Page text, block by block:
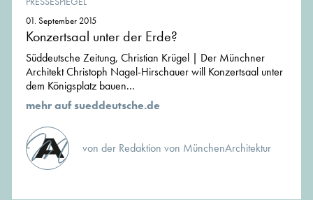
01. September 2015
Konzertsaal unter der Erde?
Süddeutsche Zeitung, Christian Krügel | Der Münchner
Architekt Christoph Nagel-Hirschauer will Konzertsaal unter
dem Königsplatz bauen...
mehr auf sueddeutsche.de
von der Redaktion von MünchenArchitektur